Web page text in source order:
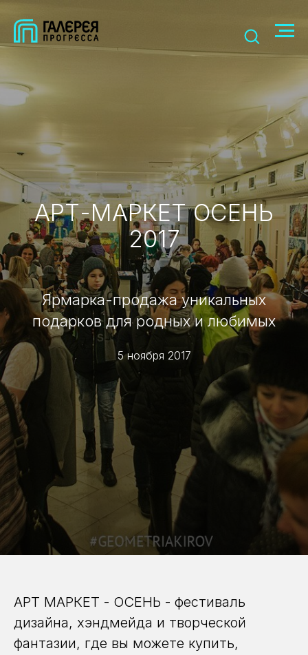
АРТ-МАРКЕТ ОСЕНЬ
2017
Ярмарка-продажа уникальных
подарков для родных и любимых
5 ноября 2017
АРТ МАРКЕТ - ОСЕНЬ - фестиваль
дизайна, хэндмейда и творческой
фантазии, где вы можете купить,